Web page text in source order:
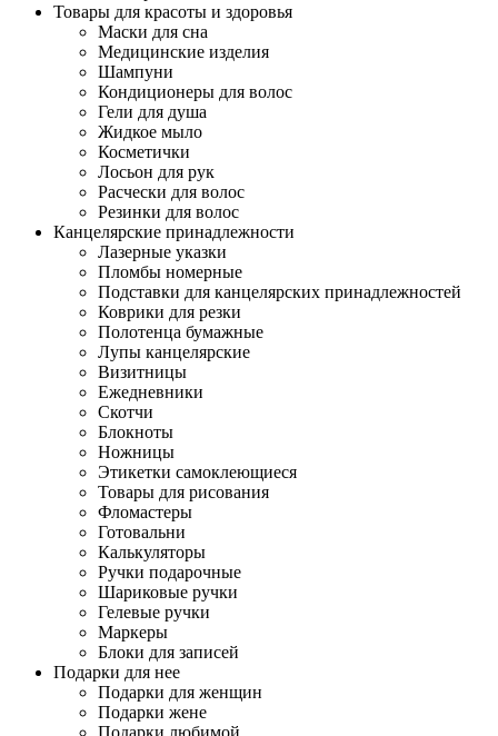
Товары для красоты и здоровья
Маски для сна
Медицинские изделия
Шампуни
Кондиционеры для волос
Гели для душа
Жидкое мыло
Косметички
Лосьон для рук
Расчески для волос
Резинки для волос
Канцелярские принадлежности
Лазерные указки
Пломбы номерные
Подставки для канцелярских принадлежностей
Коврики для резки
Полотенца бумажные
Лупы канцелярские
Визитницы
Ежедневники
Скотчи
Блокноты
Ножницы
Этикетки самоклеющиеся
Товары для рисования
Фломастеры
Готовальни
Калькуляторы
Ручки подарочные
Шариковые ручки
Гелевые ручки
Маркеры
Блоки для записей
Подарки для нее
Подарки для женщин
Подарки жене
Подарки любимой